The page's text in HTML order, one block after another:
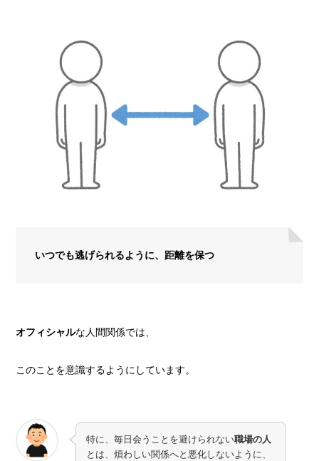
いつでも逃げられるように、距離を保つ
オフィシャルな人間関係では、
このことを意識するようにしています。
特に、毎日会うことを避けられない職場の人
とは、煩わしい関係へと悪化しないように、